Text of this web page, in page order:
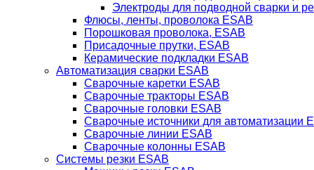
Электроды для подводной сварки и
Флюсы, ленты, проволока ESAB
Порошковая проволока, ESAB
Присадочные прутки, ESAB
Керамические подкладки ESAB
Автоматизация сварки ESAB
Сварочные каретки ESAB
Сварочные тракторы ESAB
Сварочные головки ESAB
Сварочные источники для автоматизации
Сварочные линии ESAB
Сварочные колонны ESAB
Системы резки ESAB